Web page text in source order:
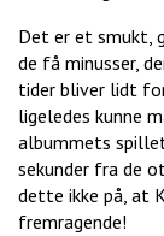
Det er et smukt,
de få minusser,
tider bliver lidt
ligeledes kunne
albummets
sekunder fra de
dette ikke på, at
fremragende!